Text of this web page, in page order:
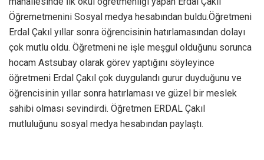
Öğremetmenini Sosyal medya hesabından buldu.Öğretmeni
Erdal Çakıl yıllar sonra öğrencisinin hatırlamasından dolayı
çok mutlu oldu. Öğretmeni ne işle meşgul olduğunu sorunca
hocam Astsubay olarak görev yaptığını söyleyince
öğretmeni Erdal Çakıl çok duygulandı gurur duyduğunu ve
öğrencisinin yıllar sonra hatırlaması ve güzel bir meslek
sahibi olması sevindirdi. Öğretmen ERDAL Çakıl
mutluluğunu sosyal medya hesabından paylaştı.